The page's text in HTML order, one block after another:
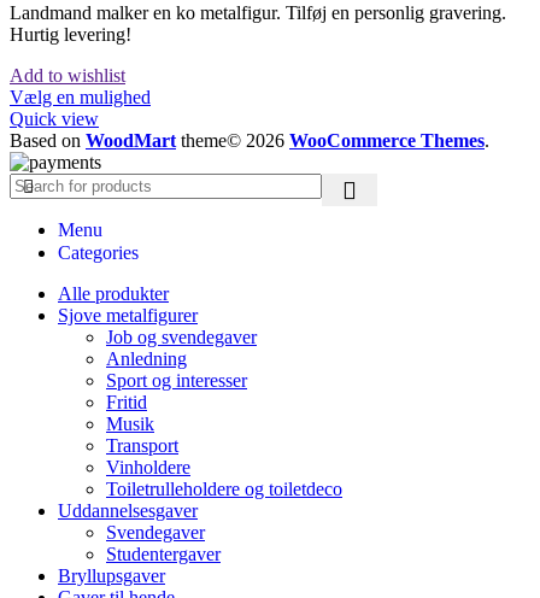
Landmand malker en ko metalfigur. Tilføj en personlig gravering.
Hurtig levering!
Add to wishlist
Vælg en mulighed
Quick view
Based on WoodMart theme© 2026 WooCommerce Themes.
Menu
Categories
Alle produkter
Sjove metalfigurer
Job og svendegaver
Anledning
Sport og interesser
Fritid
Musik
Transport
Vinholdere
Toiletrulleholdere og toiletdeco
Uddannelsesgaver
Svendegaver
Studentergaver
Bryllupsgaver